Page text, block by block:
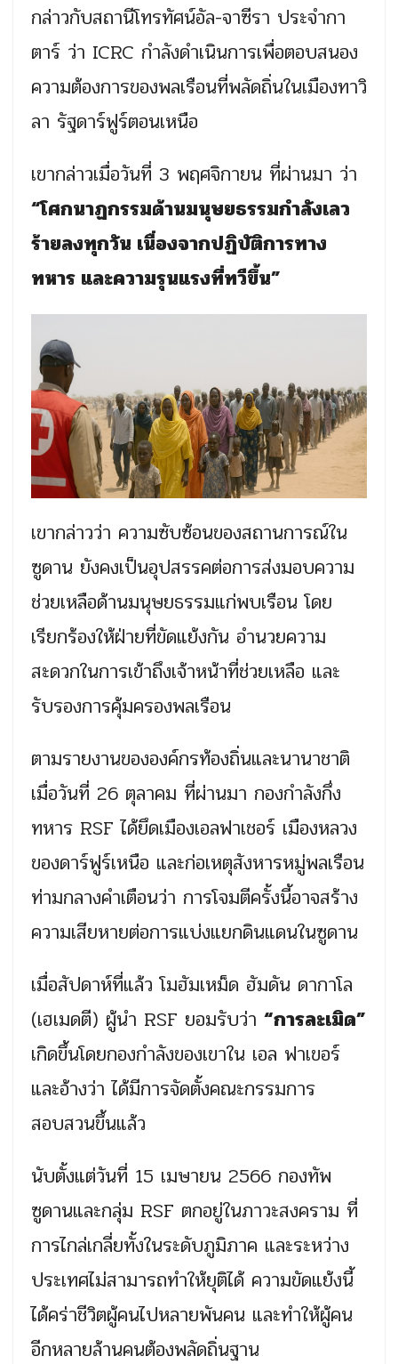
กล่าวกับสถานีโทรทัศน์อัล-จาซีรา ประจำกา
ตาร์ ว่า ICRC กำลังดำเนินการเพื่อตอบสนอง
ความต้องการของพลเรือนที่พลัดถิ่นในเมืองทาวิ
ลา รัฐดาร์ฟูร์ตอนเหนือ
เขากล่าวเมื่อวันที่ 3 พฤศจิกายน ที่ผ่านมา ว่า
“โศกนาฏกรรมด้านมนุษยธรรมกำลังเลว
ร้ายลงทุกวัน เนื่องจากปฏิบัติการทาง
ทหาร และความรุนแรงที่ทวีขึ้น”
เขากล่าวว่า ความซับซ้อนของสถานการณ์ใน
ซูดาน ยังคงเป็นอุปสรรคต่อการส่งมอบความ
ช่วยเหลือด้านมนุษยธรรมแก่พบเรือน โดย
เรียกร้องให้ฝ่ายที่ขัดแย้งกัน อำนวยความ
สะดวกในการเข้าถึงเจ้าหน้าที่ช่วยเหลือ และ
รับรองการคุ้มครองพลเรือน
ตามรายงานขององค์กรท้องถิ่นและนานาชาติ
เมื่อวันที่ 26 ตุลาคม ที่ผ่านมา กองกำลังกึ่ง
ทหาร RSF ได้ยึดเมืองเอลฟาเชอร์ เมืองหลวง
ของดาร์ฟูร์เหนือ และก่อเหตุสังหารหมู่พลเรือน
ท่ามกลางคำเตือนว่า การโจมตีครั้งนี้อาจสร้าง
ความเสียหายต่อการแบ่งแยกดินแดนในซูดาน
เมื่อสัปดาห์ที่แล้ว โมฮัมเหม็ด ฮัมดัน ดากาโล
(เฮเมดตี) ผู้นำ RSF ยอมรับว่า “การละเมิด”
เกิดขึ้นโดยกองกำลังของเขาใน เอล ฟาเขอร์
และอ้างว่า ได้มีการจัดตั้งคณะกรรมการ
สอบสวนขึ้นแล้ว
นับตั้งแต่วันที่ 15 เมษายน 2566 กองทัพ
ซูดานและกลุ่ม RSF ตกอยู่ในภาวะสงคราม ที่
การไกล่เกลี่ยทั้งในระดับภูมิภาค และระหว่าง
ประเทศไม่สามารถทำให้ยุติได้ ความขัดแย้งนี้
ได้คร่าชีวิตผู้คนไปหลายพันคน และทำให้ผู้คน
อีกหลายล้านคนต้องพลัดถิ่นฐาน